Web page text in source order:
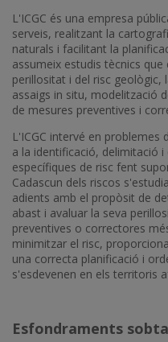
L'ICGC és una empresa
serveis, realitzant la
naturals i facilitant la
assumeix estudis tècnics
perillositat i del risc
assaigs in situ, modelització
de mesures preventives i
L'ICGC intervé en
a la identificació, delimitació
específiques de risc fent
Cadascun dels riscos
adients amb el propòsit de
abast i avaluar la seva
preventives o correctores
minimitzar el risc,
una correcta planificació i
s'esdevenen en els territoris
Esfondraments